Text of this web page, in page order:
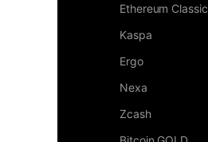
Ethereum Classic
Kaspa
Ergo
Nexa
Zcash